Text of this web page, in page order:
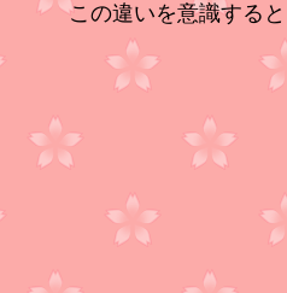
この違いを意識する